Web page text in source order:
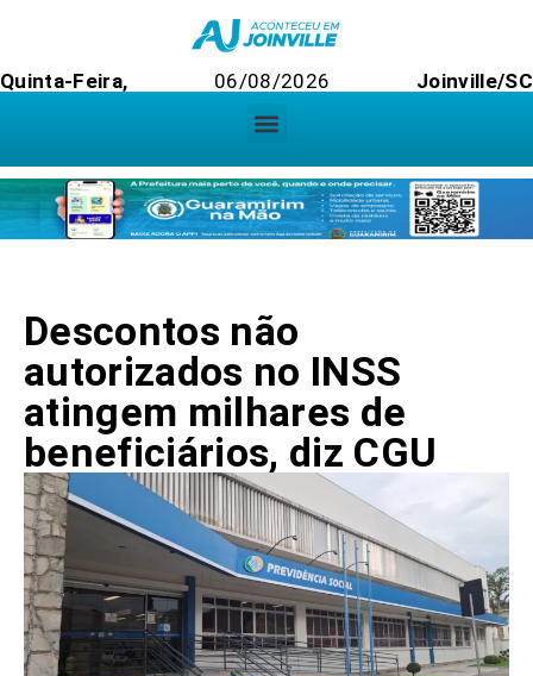
Quinta-Feira, 06/08/2026 Joinville/SC
Descontos não
autorizados no INSS
atingem milhares de
beneficiários, diz CGU